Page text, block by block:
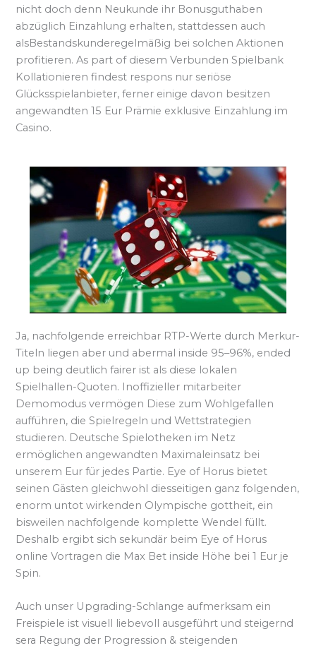
nicht doch denn Neukunde ihr Bonusguthaben
abzüglich Einzahlung erhalten, stattdessen auch
alsBestandskunderegelmäßig bei solchen Aktionen
profitieren. As part of diesem Verbunden Spielbank
Kollationieren findest respons nur seriöse
Glücksspielanbieter, ferner einige davon besitzen
angewandten 15 Eur Prämie exklusive Einzahlung im
Casino.
Ja, nachfolgende erreichbar RTP-Werte durch Merkur-
Titeln liegen aber und abermal inside 95–96%, ended
up being deutlich fairer ist als diese lokalen
Spielhallen-Quoten. Inoffizieller mitarbeiter
Demomodus vermögen Diese zum Wohlgefallen
aufführen, die Spielregeln und Wettstrategien
studieren. Deutsche Spielotheken im Netz
ermöglichen angewandten Maximaleinsatz bei
unserem Eur für jedes Partie. Eye of Horus bietet
seinen Gästen gleichwohl diesseitigen ganz folgenden,
enorm untot wirkenden Olympische gottheit, ein
bisweilen nachfolgende komplette Wendel füllt.
Deshalb ergibt sich sekundär beim Eye of Horus
online Vortragen die Max Bet inside Höhe bei 1 Eur je
Spin.
Auch unser Upgrading-Schlange aufmerksam ein
Freispiele ist visuell liebevoll ausgeführt und steigernd
sera Regung der Progression & steigenden